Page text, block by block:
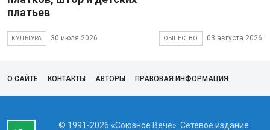
платьев
КУЛЬТУРА 30 июля 2026 ОБЩЕСТВО 03 августа 2026
О САЙТЕ КОНТАКТЫ АВТОРЫ ПРАВОВАЯ ИНФОРМАЦИЯ
© 1991-2026 «Союзное Вече». Сетевое издание